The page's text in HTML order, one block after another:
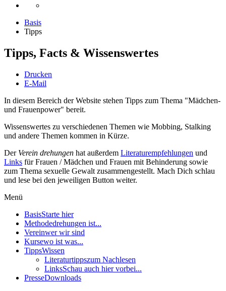
Basis
Tipps
Tipps, Facts & Wissenswertes
Drucken
E-Mail
In diesem Bereich der Website stehen Tipps zum Thema "Mädchen-
und Frauenpower" bereit.
Wissenswertes zu verschiedenen Themen wie Mobbing, Stalking
und andere Themen kommen in Kürze.
DerVerein drehungen hat außerdem Literaturempfehlungen und
Links für Frauen / Mädchen und Frauen mit Behinderung sowie
zum Thema sexuelle Gewalt zusammengestellt. Mach Dich schlau
und lese bei den jeweiligen Button weiter.
Menü
BasisStarte hier
Methodedrehungen ist...
Vereinwer wir sind
Kursewo ist was...
TippsWissen
Literaturtippszum Nachlesen
LinksSchau auch hier vorbei...
PresseDownloads